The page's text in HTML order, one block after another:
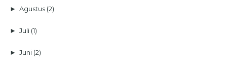
►Agustus (2)
►Juli (1)
►Juni (2)